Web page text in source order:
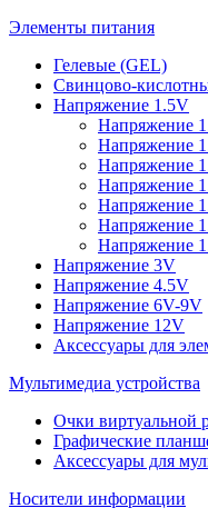
Элементы питания
Гелевые (GEL)
Свинцово-
Напряжение 1.5V
Напряжение
Напряжение
Напряжение
Напряжение
Напряжение
Напряжение
Напряжение
Напряжение 3V
Напряжение 4.5V
Напряжение 6V-9V
Напряжение 12V
Аксессуары для
Мультимедиа устройства
Очки виртуальной
Графические
Аксессуары для
Носители информации